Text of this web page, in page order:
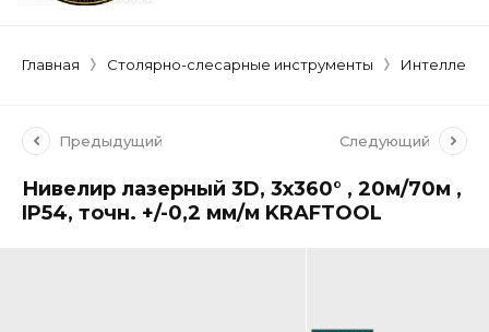
Главная Столярно-слесарные инструменты
Предыдущий Следующий
Нивелир лазерный 3D, 3х360° , 20м/70м ,
IP54, точн. +/-0,2 мм/м KRAFTOOL